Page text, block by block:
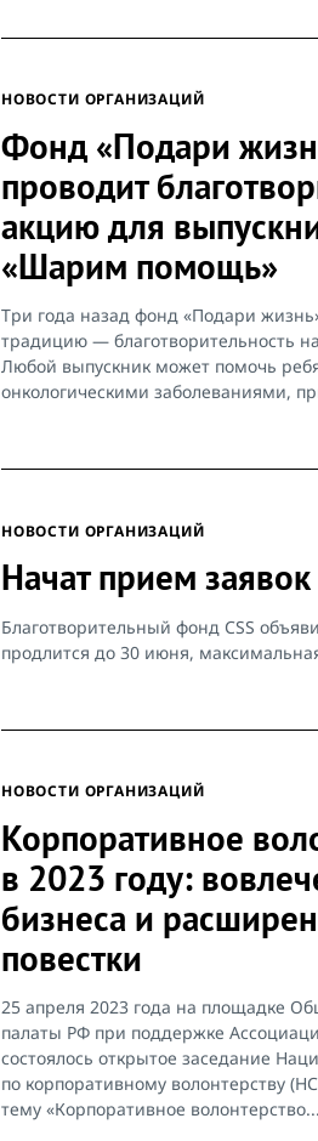
НОВОСТИ ОРГАНИЗАЦИЙ
Фонд «Подари
проводит
акцию для
«Шарим помощь»
Три года назад фонд «Подари
традицию — благотворительность
Любой выпускник может помочь
онкологическими заболеваниями,
НОВОСТИ ОРГАНИЗАЦИЙ
Начат прием
Благотворительный фонд CSS
продлится до 30 июня,
НОВОСТИ ОРГАНИЗАЦИЙ
Корпоративное
в 2023 году:
бизнеса и
повестки
25 апреля 2023 года на площадке
палаты РФ при поддержке
состоялось открытое заседание
по корпоративному волонтерству
тему «Корпоративное волонтерство...